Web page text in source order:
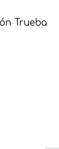
Trueba